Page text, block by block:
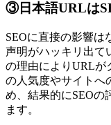
③日本語URLは
SEOに直接の影響
声明がハッキリ出
の理由によりURLが
の人気度やサイトへ
め、結果的にSEOの
ます。